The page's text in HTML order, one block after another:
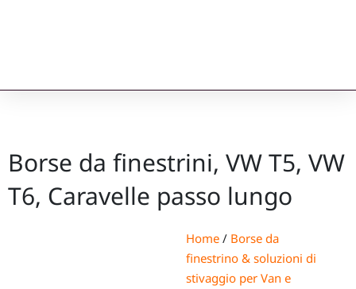
Borse da finestrini, VW T5, VW
T6, Caravelle passo lungo
Home / Borse da
finestrino & soluzioni di
stivaggio per Van e